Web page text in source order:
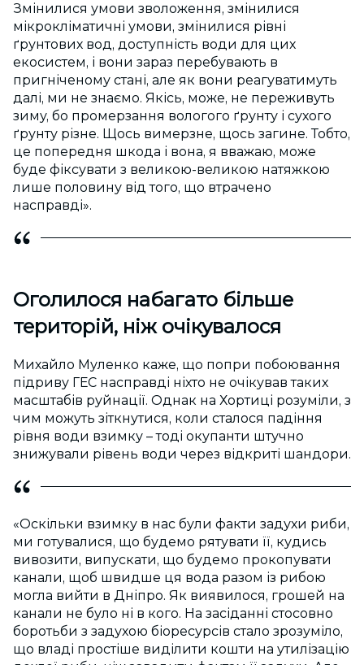
Змінилися умови зволоження, змінилися
мікрокліматичні умови, змінилися рівні
ґрунтових вод, доступність води для цих
екосистем, і вони зараз перебувають в
пригніченому стані, але як вони реагуватимуть
далі, ми не знаємо. Якісь, може, не переживуть
зиму, бо промерзання вологого ґрунту і сухого
ґрунту різне. Щось вимерзне, щось загине. Тобто,
це попередня шкода і вона, я вважаю, може
буде фіксувати з великою-великою натяжкою
лише половину від того, що втрачено
насправді».
Оголилося набагато більше
територій, ніж очікувалося
Михайло Муленко каже, що попри побоювання
підриву ГЕС насправді ніхто не очікував таких
масштабів руйнації. Однак на Хортиці розуміли, з
чим можуть зіткнутися, коли сталося падіння
рівня води взимку – тоді окупанти штучно
знижували рівень води через відкриті шандори.
«Оскільки взимку в нас були факти задухи риби,
ми готувалися, що будемо рятувати її, кудись
вивозити, випускати, що будемо прокопувати
канали, щоб швидше ця вода разом із рибою
могла вийти в Дніпро. Як виявилося, грошей на
канали не було ні в кого. На засіданні стосовно
боротьби з задухою біоресурсів стало зрозуміло,
що владі простіше виділити кошти на утилізацію